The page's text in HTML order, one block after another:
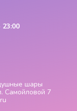
шары
Самойловой 7
23:00